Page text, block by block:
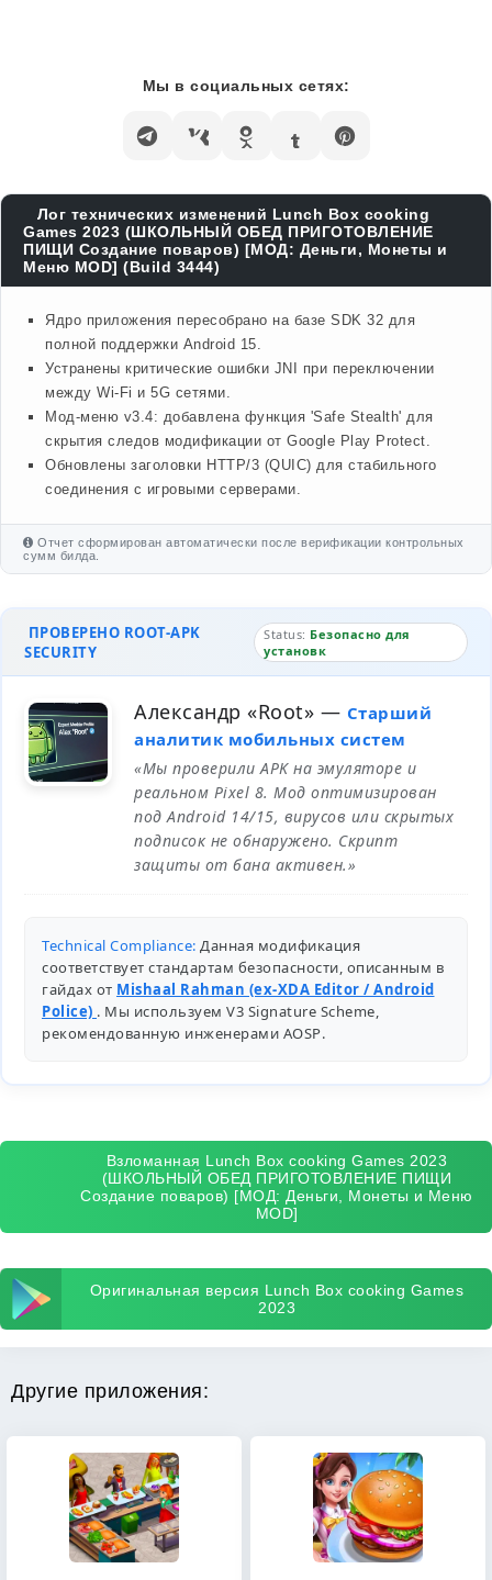
Мы в социальных сетях:
Лог технических изменений Lunch Box cooking
Games 2023 (ШКОЛЬНЫЙ ОБЕД ПРИГОТОВЛЕНИЕ
ПИЩИ Создание поваров) [МОД: Деньги, Монеты и
Меню MOD] (Build 3444)
Ядро приложения пересобрано на базе SDK 32 для
полной поддержки Android 15.
Устранены критические ошибки JNI при переключении
между Wi-Fi и 5G сетями.
Мод-меню v3.4: добавлена функция 'Safe Stealth' для
скрытия следов модификации от Google Play Protect.
Обновлены заголовки HTTP/3 (QUIC) для стабильного
соединения с игровыми серверами.
Отчет сформирован автоматически после верификации контрольных
сумм билда.
ПРОВЕРЕНО ROOT-APK
SECURITY
Status: Безопасно для
установк
Александр «Root» — Старший
аналитик мобильных систем
«Мы проверили APK на эмуляторе и
реальном Pixel 8. Мод оптимизирован
под Android 14/15, вирусов или скрытых
подписок не обнаружено. Скрипт
защиты от бана активен.»
Technical Compliance: Данная модификация
соответствует стандартам безопасности, описанным в
гайдах от Mishaal Rahman (ex-XDA Editor / Android
Police) . Мы используем V3 Signature Scheme,
рекомендованную инженерами AOSP.
Взломанная Lunch Box cooking Games 2023
(ШКОЛЬНЫЙ ОБЕД ПРИГОТОВЛЕНИЕ ПИЩИ
Создание поваров) [МОД: Деньги, Монеты и Меню
MOD]
Оригинальная версия Lunch Box cooking Games
2023
Другие приложения: